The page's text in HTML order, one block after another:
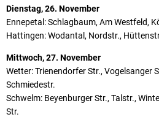
Dienstag, 26. November
Ennepetal: Schlagbaum, Am Westfeld,
Hattingen: Wodantal, Nordstr.,
Mittwoch, 27. November
Wetter: Trienendorfer Str., Vogelsanger
Schmiedestr.
Schwelm: Beyenburger Str., Talstr.,
Str.